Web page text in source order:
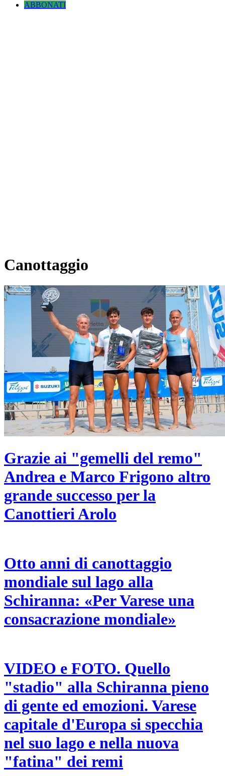
ABBONATI
Canottaggio
Grazie ai "gemelli del remo"
Andrea e Marco Frigono altro
grande successo per la
Canottieri Arolo
Otto anni di canottaggio
mondiale sul lago alla
Schiranna: «Per Varese una
consacrazione mondiale»
VIDEO e FOTO. Quello
"stadio" alla Schiranna pieno
di gente ed emozioni. Varese
capitale d'Europa si specchia
nel suo lago e nella nuova
"fatina" dei remi